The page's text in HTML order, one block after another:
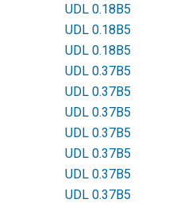
UDL 0.18В5
UDL 0.18В5
UDL 0.18В5
UDL 0.37В5
UDL 0.37В5
UDL 0.37В5
UDL 0.37В5
UDL 0.37В5
UDL 0.37В5
UDL 0.37В5